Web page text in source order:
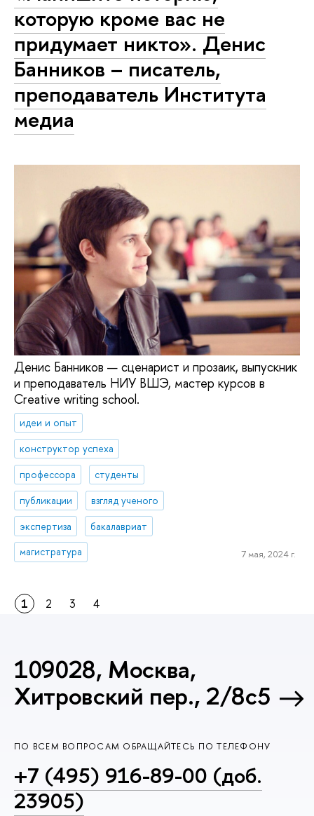
которую кроме вас не
придумает никто». Денис
Банников – писатель,
преподаватель Института
медиа
Денис Банников — сценарист и прозаик, выпускник
и преподаватель НИУ ВШЭ, мастер курсов в
Creative writing school.
идеи и опыт
конструктор успеха
профессора
студенты
публикации
взгляд ученого
экспертиза
бакалавриат
магистратура
7 мая, 2024 г.
1 2 3 4
109028, Москва,
Хитровский пер., 2/8с5
ПО ВСЕМ ВОПРОСАМ ОБРАЩАЙТЕСЬ ПО ТЕЛЕФОНУ
+7 (495) 916-89-00 (доб.
23905)